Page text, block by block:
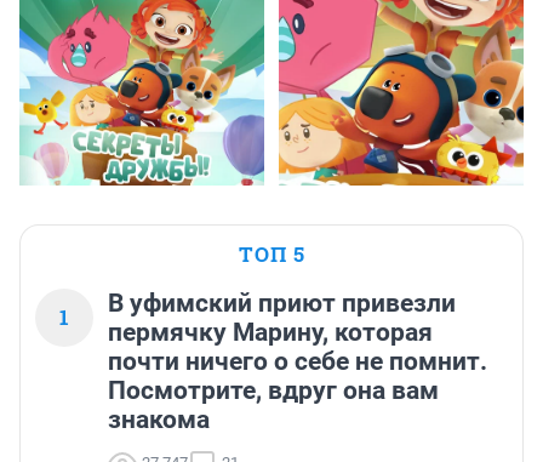
ТОП 5
1
В уфимский приют привезли
пермячку Марину, которая
почти ничего о себе не помнит.
Посмотрите, вдруг она вам
знакома